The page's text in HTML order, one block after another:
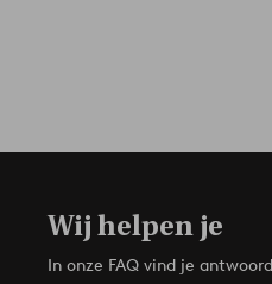
Wij helpen je
In onze FAQ vind je